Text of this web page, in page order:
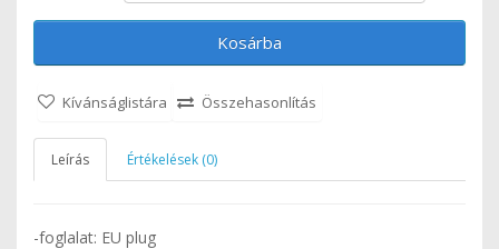
Kosárba
Kívánságlistára Összehasonlítás
Leírás Értékelések (0)
-foglalat: EU plug